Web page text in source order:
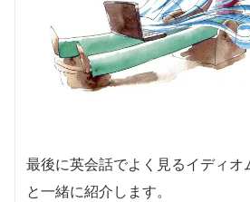
最後に英会話でよく見るイディオ
と一緒に紹介します。